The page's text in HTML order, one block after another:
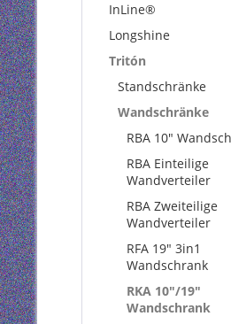
InLine®
Longshine
Tritón
Standschränke
Wandschränke
RBA 10"
RBA Einteilige
Wandverteiler
RBA Zweiteilige
Wandverteiler
RFA 19" 3in1
Wandschrank
RKA 10"/19"
Wandschrank